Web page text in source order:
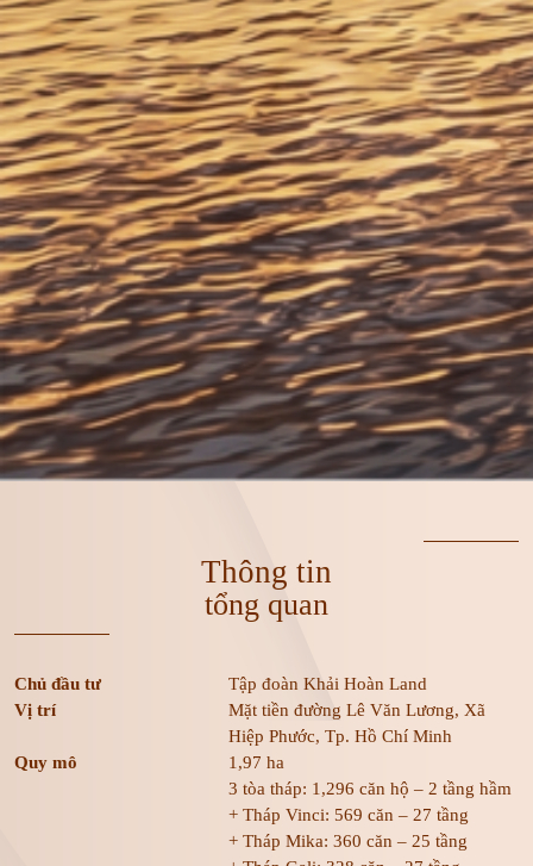
Thông tin
tổng quan
Chủ đầu tư
Tập đoàn Khải Hoàn Land
Vị trí
Mặt tiền đường Lê Văn Lương, Xã
Hiệp Phước, Tp. Hồ Chí Minh
Quy mô
1,97 ha
3 tòa tháp: 1,296 căn hộ – 2 tầng hầm
+ Tháp Vinci: 569 căn – 27 tầng
+ Tháp Mika: 360 căn – 25 tầng